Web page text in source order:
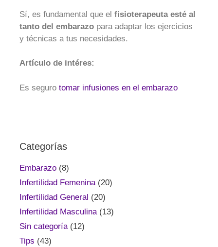
Sí, es fundamental que el fisioterapeuta esté al
tanto del embarazo para adaptar los ejercicios
y técnicas a tus necesidades.
Artículo de intéres:
Es seguro tomar infusiones en el embarazo
Categorías
Embarazo (8)
Infertilidad Femenina (20)
Infertilidad General (20)
Infertilidad Masculina (13)
Sin categoría (12)
Tips (43)